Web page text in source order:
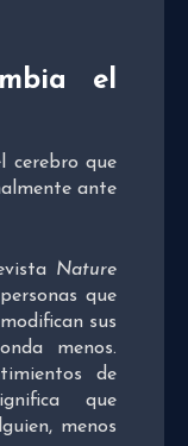
el
cerebro que
ante
Nature
que
sus
menos.
de
que
menos